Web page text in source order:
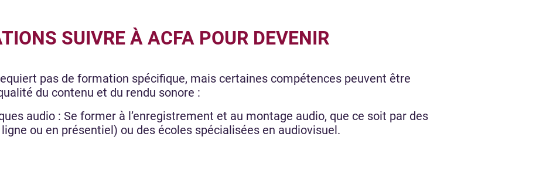
SUIVRE À ACFA POUR DEVENIR
pas de formation spécifique, mais certaines compétences peuvent être
du contenu et du rendu sonore :
audio : Se former à l’enregistrement et au montage audio, que ce soit par des
ou en présentiel) ou des écoles spécialisées en audiovisuel.